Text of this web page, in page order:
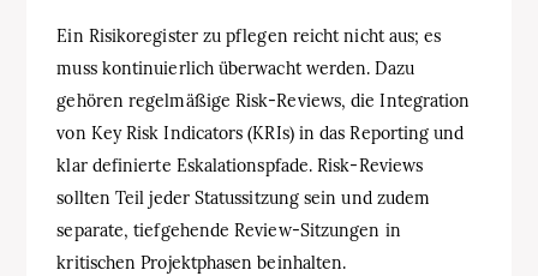
Ein Risikoregister zu pflegen reicht nicht aus; es
muss kontinuierlich überwacht werden. Dazu
gehören regelmäßige Risk-Reviews, die Integration
von Key Risk Indicators (KRIs) in das Reporting und
klar definierte Eskalationspfade. Risk-Reviews
sollten Teil jeder Statussitzung sein und zudem
separate, tiefgehende Review-Sitzungen in
kritischen Projektphasen beinhalten.